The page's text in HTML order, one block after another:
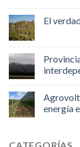
El
energía